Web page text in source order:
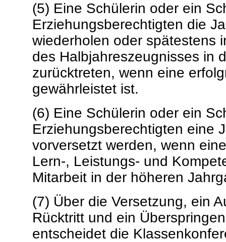
(5) Eine Schülerin oder ein
Erziehungsberechtigten die
wiederholen oder spätestens
des Halbjahreszeugnisses in
zurücktreten, wenn eine
gewährleistet ist.
(6) Eine Schülerin oder ein
Erziehungsberechtigten eine
vorversetzt werden, wenn
Lern-, Leistungs- und
Mitarbeit in der höheren
(7) Über die Versetzung, ein
Rücktritt und ein
entscheidet die